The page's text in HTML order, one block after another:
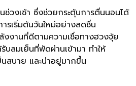
ช่วงเช้า ซึ่งช่วยกระตุ้นการตื่นนอนได้
ารเริ่มต้นวันใหม่อย่างสดชื่น
งงานที่ดีตามความเชื่อทางฮวงจุ้ย
บลมเย็นที่พัดผ่านเข้ามา ทำให้
นสบาย และน่าอยู่มากขึ้น